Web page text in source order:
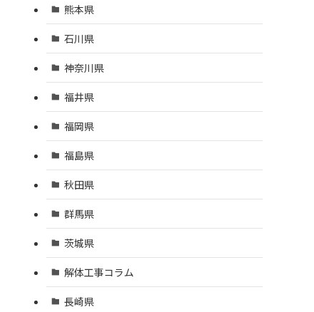
熊本県
石川県
神奈川県
福井県
福岡県
福島県
秋田県
群馬県
茨城県
解体工事コラム
長崎県